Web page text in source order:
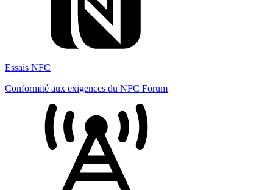
Essais NFC
Conformité aux exigences du NFC Forum